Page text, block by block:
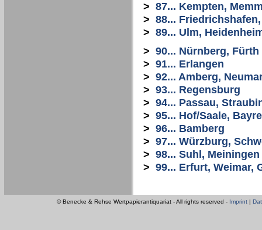
> 87... Kempten,
> 88...
> 89... Ulm,
> 90... Nürnberg, Fürth
> 91... Erlangen
> 92... Amberg,
> 93... Regensburg
> 94... Passau,
> 95... Hof/Saale,
> 96... Bamberg
> 97... Würzburg,
> 98... Suhl, Meiningen
> 99... Erfurt, Weimar,
© Benecke & Rehse Wertpapierantiquariat - All rights reserved - Imprint |